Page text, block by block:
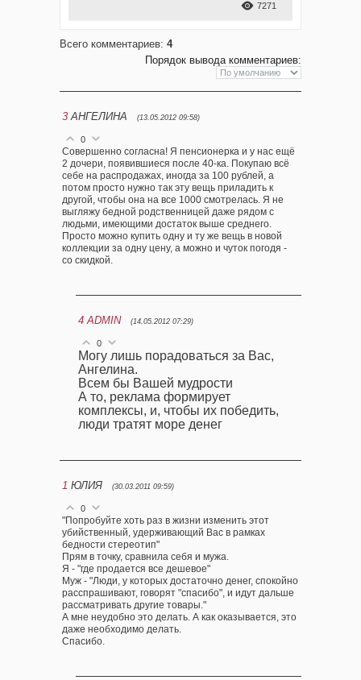
7271
Всего комментариев: 4
Порядок вывода комментариев:
3 АНГЕЛИНА (13.05.2012 09:58)
0
Совершенно согласна! Я пенсионерка и у нас ещё
2 дочери, появившиеся после 40-ка. Покупаю всё
себе на распродажах, иногда за 100 рублей, а
потом просто нужно так эту вещь приладить к
другой, чтобы она на все 1000 смотрелась. Я не
выгляжу бедной родственницей даже рядом с
людьми, имеющими достаток выше среднего.
Просто можно купить одну и ту же вещь в новой
коллекции за одну цену, а можно и чуток погодя -
со скидкой.
4 ADMIN (14.05.2012 07:29)
0
Могу лишь порадоваться за Вас,
Ангелина.
Всем бы Вашей мудрости
А то, реклама формирует
комплексы, и, чтобы их победить,
люди тратят море денег
1 ЮЛИЯ (30.03.2011 09:59)
0
"Попробуйте хоть раз в жизни изменить этот
убийственный, удерживающий Вас в рамках
бедности стереотип"
Прям в точку, сравнила себя и мужа.
Я - "где продается все дешевое"
Муж - "Люди, у которых достаточно денег, спокойно
расспрашивают, говорят "спасибо", и идут дальше
рассматривать другие товары."
А мне неудобно это делать. А как оказывается, это
даже необходимо делать.
Спасибо.